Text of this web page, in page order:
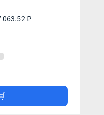
063.52 ₽